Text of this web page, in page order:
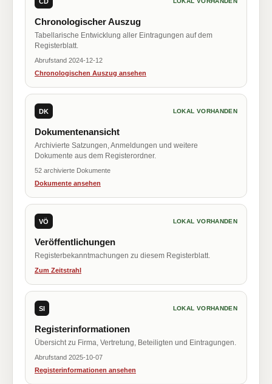
Chronologischer Auszug
Tabellarische Entwicklung aller Eintragungen auf dem
Registerblatt.
Abrufstand 2024-12-12
Chronologischen Auszug ansehen
DK LOKAL VORHANDEN
Dokumentenansicht
Archivierte Satzungen, Anmeldungen und weitere
Dokumente aus dem Registerordner.
52 archivierte Dokumente
Dokumente ansehen
VÖ LOKAL VORHANDEN
Veröffentlichungen
Registerbekanntmachungen zu diesem Registerblatt.
Zum Zeitstrahl
SI LOKAL VORHANDEN
Registerinformationen
Übersicht zu Firma, Vertretung, Beteiligten und Eintragungen.
Abrufstand 2025-10-07
Registerinformationen ansehen